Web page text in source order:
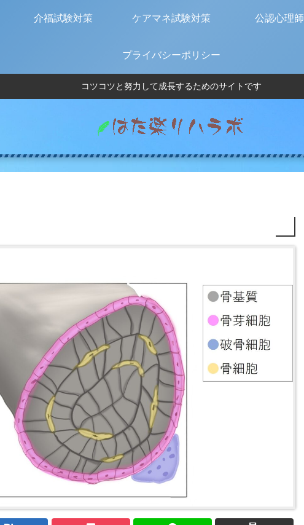
コツコツと努力して成長するためのサイトです
介福試験対策 ケアマネ試験対策 公認心理師
プライバシーポリシー